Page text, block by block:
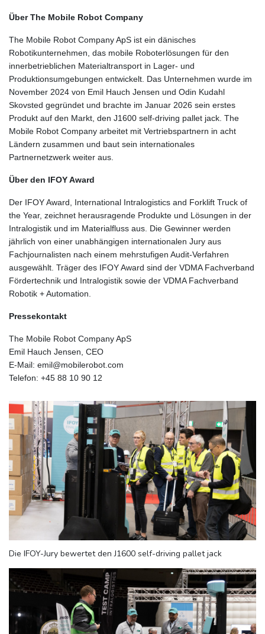
Über The Mobile Robot Company
The Mobile Robot Company ApS ist ein dänisches
Robotikunternehmen, das mobile Roboterlösungen für den
innerbetrieblichen Materialtransport in Lager- und
Produktionsumgebungen entwickelt. Das Unternehmen wurde im
November 2024 von Emil Hauch Jensen und Odin Kudahl
Skovsted gegründet und brachte im Januar 2026 sein erstes
Produkt auf den Markt, den J1600 self-driving pallet jack. The
Mobile Robot Company arbeitet mit Vertriebspartnern in acht
Ländern zusammen und baut sein internationales
Partnernetzwerk weiter aus.
Über den IFOY Award
Der IFOY Award, International Intralogistics and Forklift Truck of
the Year, zeichnet herausragende Produkte und Lösungen in der
Intralogistik und im Materialfluss aus. Die Gewinner werden
jährlich von einer unabhängigen internationalen Jury aus
Fachjournalisten nach einem mehrstufigen Audit-Verfahren
ausgewählt. Träger des IFOY Award sind der VDMA Fachverband
Fördertechnik und Intralogistik sowie der VDMA Fachverband
Robotik + Automation.
Pressekontakt
The Mobile Robot Company ApS
Emil Hauch Jensen, CEO
E-Mail: emil@mobilerobot.com
Telefon: +45 88 10 90 12
Die IFOY-Jury bewertet den J1600 self-driving pallet jack